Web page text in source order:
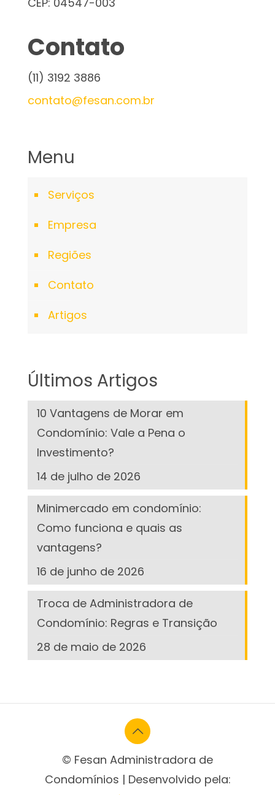
Contato
(11) 3192 3886
contato@fesan.com.br
Menu
Serviços
Empresa
Regiões
Contato
Artigos
Últimos Artigos
10 Vantagens de Morar em
Condomínio: Vale a Pena o
Investimento?
14 de julho de 2026
Minimercado em condomínio:
Como funciona e quais as
vantagens?
16 de junho de 2026
Troca de Administradora de
Condomínio: Regras e Transição
28 de maio de 2026
© Fesan Administradora de
Condomínios | Desenvolvido pela: